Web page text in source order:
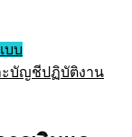
บบThis
product
has